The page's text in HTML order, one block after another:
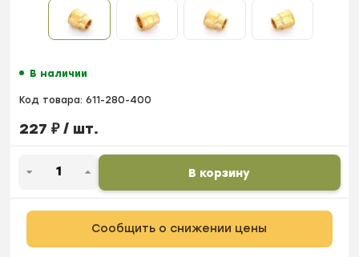
В наличии
Код товара: 611-280-400
227 ₽/ шт.
В корзину
Сообщить о снижении цены